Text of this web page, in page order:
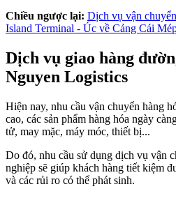
Chiều ngược lại: Dịch vụ vận
Island Terminal - Úc về Cảng Cái
Dịch vụ giao hàng
Nguyen Logistics
Hiện nay, nhu cầu vận chuyển hàng
cao, các sản phẩm hàng hóa ngày
tử, may mặc, máy móc, thiết bị...
Do đó, nhu cầu sử dụng dịch vụ vận
nghiệp sẽ giúp khách hàng tiết kiệm
và các rủi ro có thể phát sinh.